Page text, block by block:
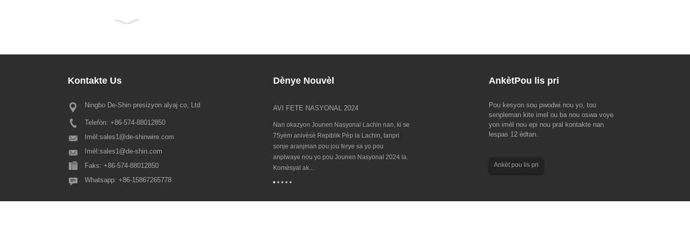
Kontakte Us
Ningbo De-Shin presizyon alyaj co, Ltd
Telefòn: +86-574-88012850
Imèl:sales1@de-shinwire.com
Imèl:sales1@de-shin.com
Faks: +86-574-88012850
Whatsapp: +86-15867265778
Dènye Nouvèl
Avi Konje Festival Prentan 2022
Chè tout presye kliyan nou yo, Chinwa
tradisyonèl Spring Festival ap vini yon lòt fwa
Pwodiksyon + Jeni + QA: fr...
AVI FETE NASYONAL 2024
Nan okazyon Jounen Nasyonal Lachin nan, ki se
75yèm anivèsè Repiblik Pèp la Lachin, tanpri
sonje aranjman pou jou ferye sa yo pou
anplwaye nou yo pou Jounen Nasyonal 2024 la.
Komèsyal ak...
Jwenn nou nan EMO Hannover 2023 (18-
Evènman Biennial, premye fwa komès nan mond
lan pou teknoloji pwodiksyon, EMO Hanover
endistri a zouti machin (CECIMO), ki te fonde ...
2023 Dragon Boat Festival Avi
Tanpri sonje aranjman fèt sa yo pou anplwaye
AnkètPou lis pri
Pou kesyon sou pwodwi nou yo, tou
senpleman kite imel ou ba nou oswa voye
yon imèl nou epi nou pral kontakte nan
lespas 12 èdtan.
Ankèt pou lis pri